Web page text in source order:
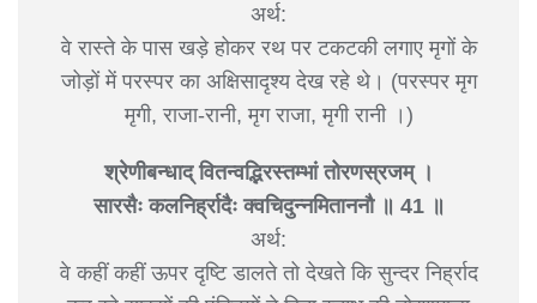
अर्थ:
वे रास्ते के पास खड़े होकर रथ पर टकटकी लगाए मृगों के
जोड़ों में परस्पर का अक्षिसादृश्य देख रहे थे। (परस्पर मृग
मृगी, राजा-रानी, मृग राजा, मृगी रानी ।)
श्रेणीबन्धाद् वितन्वद्भिरस्तम्भां तोरणस्रजम् ।
सारसैः कलनिर्ह्रादैः क्वचिदुन्नमिताननौ ॥ 41 ॥
अर्थ:
वे कहीं कहीं ऊपर दृष्टि डालते तो देखते कि सुन्दर निर्ह्राद